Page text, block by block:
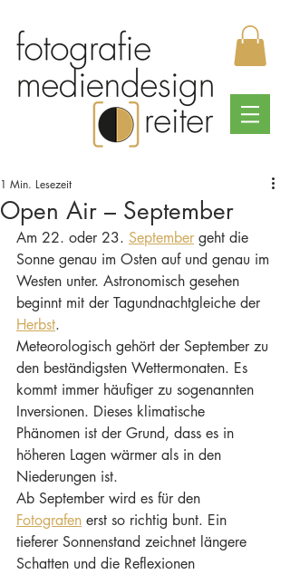
Open Air – September
1 Min. Lesezeit
Am 22. oder 23. September geht die
Sonne genau im Osten auf und genau im
Westen unter. Astronomisch gesehen
beginnt mit der Tagundnachtgleiche der
Herbst.
Meteorologisch gehört der September zu
den beständigsten Wettermonaten. Es
kommt immer häufiger zu sogenannten
Inversionen. Dieses klimatische
Phänomen ist der Grund, dass es in
höheren Lagen wärmer als in den
Niederungen ist.
Ab September wird es für den
Fotografen erst so richtig bunt. Ein
tieferer Sonnenstand zeichnet längere
Schatten und die Reflexionen